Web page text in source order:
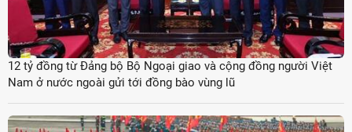
12 tỷ đồng từ Đảng bộ Bộ Ngoại giao và cộng đồng người Việt
Nam ở nước ngoài gửi tới đồng bào vùng lũ